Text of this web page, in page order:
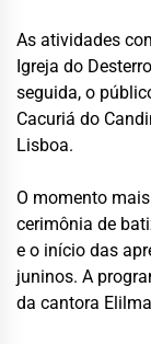
As atividades
Igreja do
seguida, o
Cacuriá do
Lisboa.
O momento
cerimônia de
e o início das
juninos. A
da cantora